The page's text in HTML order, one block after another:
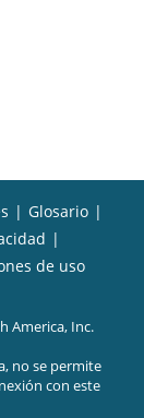
| Glosario |
|
de uso
America, Inc.
no se permite
con este